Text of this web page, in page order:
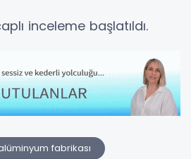
inceleme başlatıldı.
fabrikası